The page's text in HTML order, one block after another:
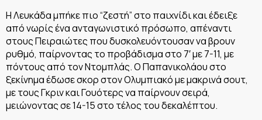
Η Λευκάδα μπήκε πιο “ζεστή” στο παιχνίδι και έδειξε
από νωρίς ένα ανταγωνιστικό πρόσωπο, απέναντι
στους Πειραιώτες που δυσκολευόντουσαν να βρουν
ρυθμό, παίρνοντας το προβάδισμα στο 7′ με 7-11, με
πόντους από τον Ντομπλάς. Ο Παπανικολάου στο
ξεκίνημα έδωσε σκορ στον Ολυμπιακό με μακρινά σουτ,
με τους Γκριν και Γουότερς να παίρνουν σειρά,
μειώνοντας σε 14-15 στο τέλος του δεκαλέπτου.